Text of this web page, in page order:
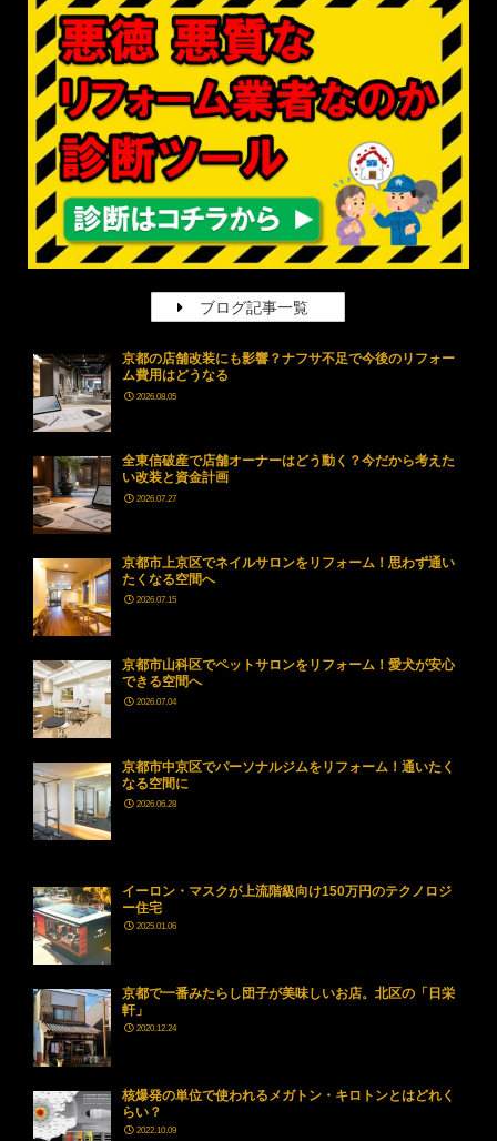
ブログ記事一覧
京都の店舗改装にも影響？ナフサ不足で今後のリフォー
ム費用はどうなる
2026.08.05
全東信破産で店舗オーナーはどう動く？今だから考えた
い改装と資金計画
2026.07.27
京都市上京区でネイルサロンをリフォーム！思わず通い
たくなる空間へ
2026.07.15
京都市山科区でペットサロンをリフォーム！愛犬が安心
できる空間へ
2026.07.04
京都市中京区でパーソナルジムをリフォーム！通いたく
なる空間に
2026.06.28
イーロン・マスクが上流階級向け150万円のテクノロジ
ー住宅
2025.01.06
京都で一番みたらし団子が美味しいお店。北区の「日栄
軒」
2020.12.24
核爆発の単位で使われるメガトン・キロトンとはどれく
らい？
2022.10.09